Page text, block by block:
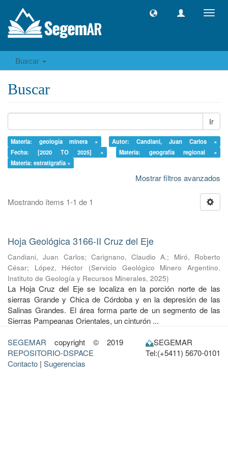
Buscar
Buscar
Ir
Materia: geología minera ×
Autor: Candiani, Juan Carlos ×
Fecha: [2020 TO 2025] ×
Materia: geografía regional ×
Materia: estratigrafía ×
Mostrar filtros avanzados
Mostrando ítems 1-1 de 1
Hoja Geológica 3166-II Cruz del Eje
Candiani, Juan Carlos; Carignano, Claudio A.; Miró, Roberto
César; López, Héctor (Servicio Geológico Minero Argentino.
Instituto de Geología y Recursos Minerales, 2025)
La Hoja Cruz del Eje se localiza en la porción norte de las
sierras Grande y Chica de Córdoba y en la depresión de las
Salinas Grandes. El área forma parte de un segmento de las
Sierras Pampeanas Orientales, un cinturón ...
SEGEMAR copyright © 2019
REPOSITORIO-DSPACE
Contacto | Sugerencias
SEGEMAR
Tel:(+5411) 5670-0101